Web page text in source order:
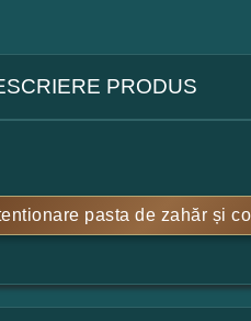
PRODUS
pasta de zahăr și